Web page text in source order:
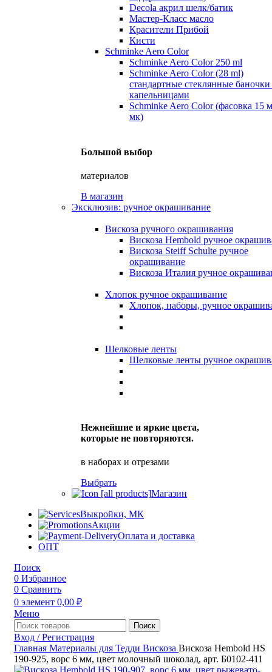
Decola акрил шелк/батик
Мастер-Класс масло
Красители Прибой
Кисти
Schminke Aero Color
Schminke Aero Color 250 ml
Schminke Aero Color (28 ml)
стандартные стеклянные баночки
капельницами
Schminke Aero Color (фасовка 15
мк)
Большой выбор
материалов
В магазин
Эксклюзив: ручное окрашивание
Вискоза ручного окрашивания
Вискоза Hembold ручное
Вискоза Steiff Schulte ручное
окрашивание
Вискоза Италия ручное
Хлопок ручное окрашивание
Хлопок, наборы, ручное
Шелковые ленты
Шелковые ленты ручное
Нежнейшие и яркие цвета,
которые не повторяются.
в наборах и отрезами
Выбрать
Магазин
Выкройки, МК
Акции
Оплата и доставка
ОПТ
Поиск
0 Избранное
0 Сравнить
0 элемент 0,00 ₽
Меню
Поиск
Вход / Регистрация
Главная Материалы для Тедди Вискоза Вискоза Hembold HS
190-925, ворс 6 мм, цвет молочный шоколад, арт. Б0102-411